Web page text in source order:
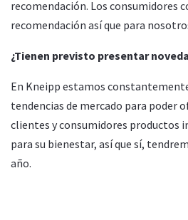
recomendación. Los consumidores
recomendación así que para
¿Tienen previsto presentar
En Kneipp estamos
tendencias de mercado para poder
clientes y consumidores productos
para su bienestar, así que sí,
año.